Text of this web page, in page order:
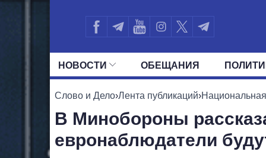
НОВОСТИ ОБЕЩАНИЯ
ВСЕ ПОЛИТИКИ ПРЕЗИДЕНТ И
Слово и Дело›Лента публикаций›
В Минобороны
евронаблюдатели